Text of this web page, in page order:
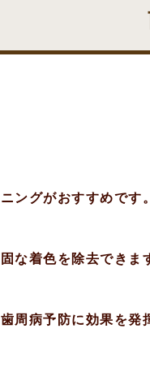
ングがおすすめです。
な着色を除去できま
周病予防に効果を発